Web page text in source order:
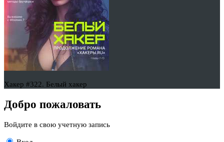
Хакер #322. Белый хакер
Добро пожаловать
Войдите в свою учетную запись